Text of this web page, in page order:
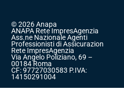
© 2026 Anapa
ANAPA Rete ImpresAgenzia
Ass.ne Nazionale Agenti
Professionisti di Assicurazione
Rete ImpresAgenzia
Via Angelo Poliziano, 69 –
00184 Roma
CF: 97727030583 P.IVA:
14150291004